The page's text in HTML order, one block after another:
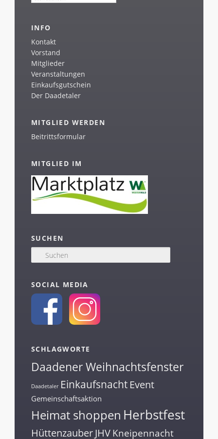
INFO
Kontakt
Vorstand
Mitglieder
Veranstaltungen
Einkaufsgutschein
Der Daadetaler
MITGLIED WERDEN
Beitrittsformular
MITGLIED IM
SUCHEN
u
e
n
SOCIAL MEDIA
SCHLAGWORTE
Daadener Weihnachtsfenster
Daadetaler Einkaufsnacht Event
Gemeinschaftsaktion
Heimat shoppen Herbstfest
HüttenzauberJHVKneipennacht